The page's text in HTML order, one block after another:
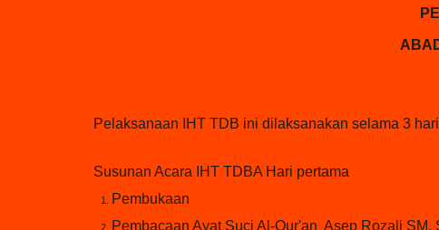
Pelaksanaan IHT TDB ini dilaksanakan selama 3
Susunan Acara IHT TDBA Hari pertama
Pembukaan
Pembacaan Ayat Suci Al-Qur'an Asep Rozali SM,